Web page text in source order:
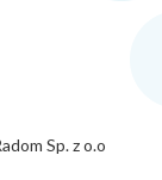
Sp. z o.o